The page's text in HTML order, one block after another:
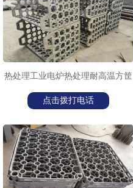
热处理工业电炉热处理耐高温方筐
点击拨打电话